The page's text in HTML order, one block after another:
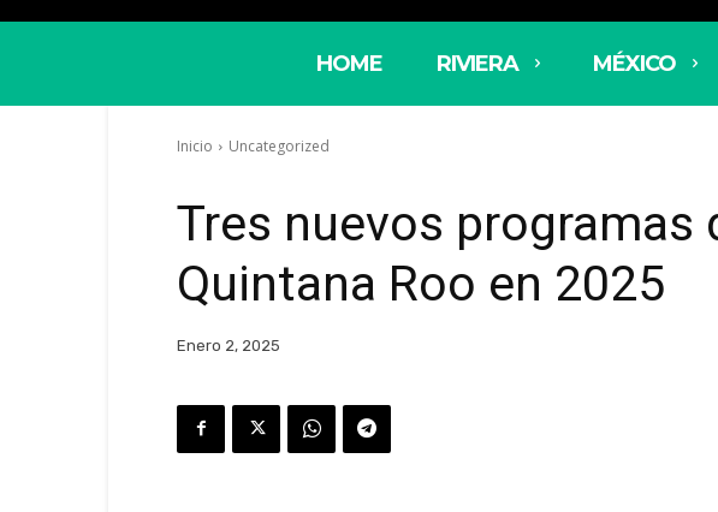
HOME RIVIERA MÉXICO
Inicio Uncategorized
Tres nuevos programas
Quintana Roo en 2025
Enero 2, 2025